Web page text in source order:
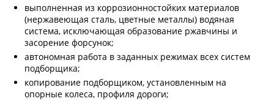
выполненная из коррозионностойких материалов
(нержавеющая сталь, цветные металлы) водяная
система, исключающая образование ржавчины и
засорение форсунок;
автономная работа в заданных режимах всех систем
подборщика;
копирование подборщиком, установленным на
опорные колеса, профиля дороги;